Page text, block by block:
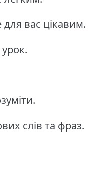
вас цікавим.
слів та фраз.